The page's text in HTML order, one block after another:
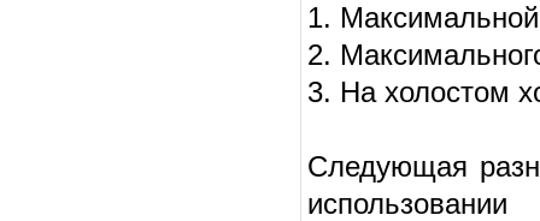
1.
2.
3. На холостом
Следующая